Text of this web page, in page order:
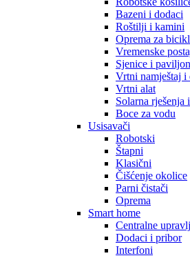
Bazeni i dodaci
Roštilji i kamini
Oprema za
Vremenske
Sjenice i
Vrtni namještaj i
Vrtni alat
Solarna rješenja
Boce za vodu
Usisavači
Robotski
Štapni
Klasični
Čišćenje okolice
Parni čistači
Oprema
Smart home
Centralne
Dodaci i pribor
Interfoni